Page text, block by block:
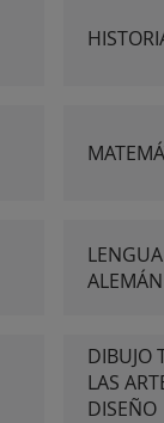
ALEMÁN
DIBUJO
LAS
DISEÑO